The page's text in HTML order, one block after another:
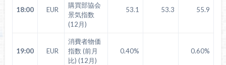
18:00 EUR
購買部協会
景気指数
(12月)
53.1 53.3 55.9
19:00 EUR
消費者物価
指数 (前月
比) (12月)
0.40% 0.60%